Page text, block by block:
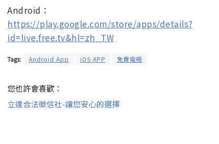
Android：
https://play.google.com/store/apps/details?
id=live.free.tv&hl=zh_TW
Tags: Android App iOS APP 免費電視
您也許會喜歡：
立達合法徵信社-讓您安心的選擇